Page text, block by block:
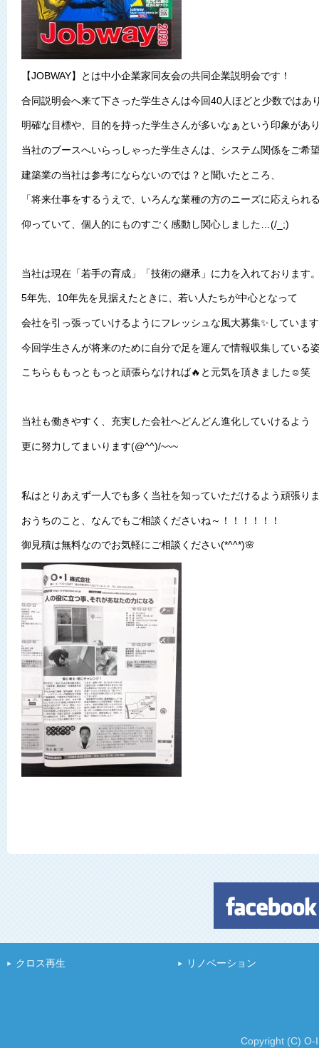
【JOBWAY】とは中小企業家同友会の共同企業説明会です！
合同説明会へ来て下さった学生さんは今回40人ほどと少数ではあ
明確な目標や、目的を持った学生さんが多いなぁという印象があ
当社のブースへいらっしゃった学生さんは、システム関係をご希
建築業の当社は参考にならないのでは？と聞いたところ、
「将来仕事をするうえで、いろんな業種の方のニーズに応えられ
仰っていて、個人的にものすごく感動し関心しました…(/_;)
当社は現在「若手の育成」「技術の継承」に力を入れております
5年先、10年先を見据えたときに、若い人たちが中心となって
会社を引っ張っていけるようにフレッシュな風大募集✨していま
今回学生さんが将来のために自分で足を運んで情報収集している
こちらももっともっと頑張らなければ🔥と元気を頂きました☺笑
当社も働きやすく、充実した会社へどんどん進化していけるよう
更に努力してまいります(@^^)/~~~
私はとりあえず一人でも多く当社を知っていただけるよう頑張り
おうちのこと、なんでもご相談くださいね～！！！！！！
御見積は無料なのでお気軽にご相談ください(*^^*)🌸
クロス再生 リノベーション
Copyright (C) O-